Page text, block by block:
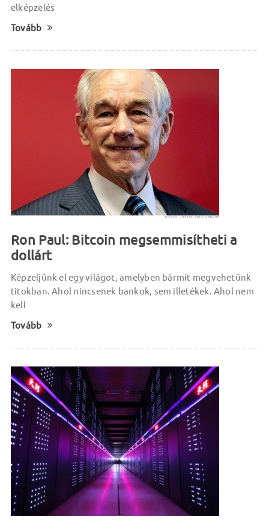
elképzelés
Tovább
Ron Paul: Bitcoin megsemmisítheti a
dollárt
Képzeljünk el egy világot, amelyben bármit megvehetünk
titokban. Ahol nincsenek bankok, sem illetékek. Ahol nem
kell
Tovább